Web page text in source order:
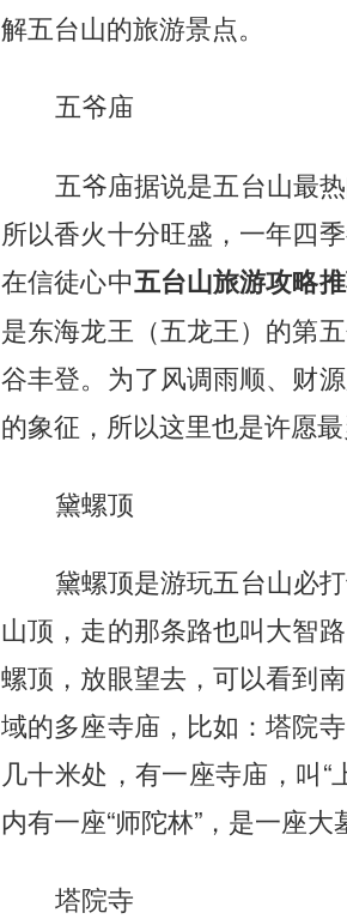
解五台山的旅游景点。
五爷庙
五爷庙据说是五台山最
所以香火十分旺盛，一年四
在信徒心中五台山旅游攻略
是东海龙王（五龙王）的第
谷丰登。为了风调雨顺、财
的象征，所以这里也是许愿最
黛螺顶
黛螺顶是游玩五台山必
山顶，走的那条路也叫大智
螺顶，放眼望去，可以看到
域的多座寺庙，比如：塔院
几十米处，有一座寺庙，叫
内有一座“师陀林”，是一座
塔院寺